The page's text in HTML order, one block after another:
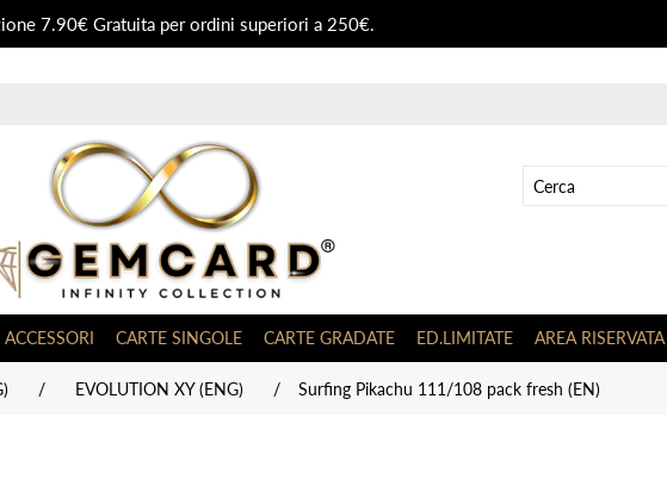
7.90€ Gratuita per ordini superiori a 250€.
ACCESSORI CARTE SINGOLE CARTE GRADATE ED.LIMITATE AREA RISERVATA
/ EVOLUTION XY (ENG) / Surfing Pikachu 111/108 pack fresh (EN)